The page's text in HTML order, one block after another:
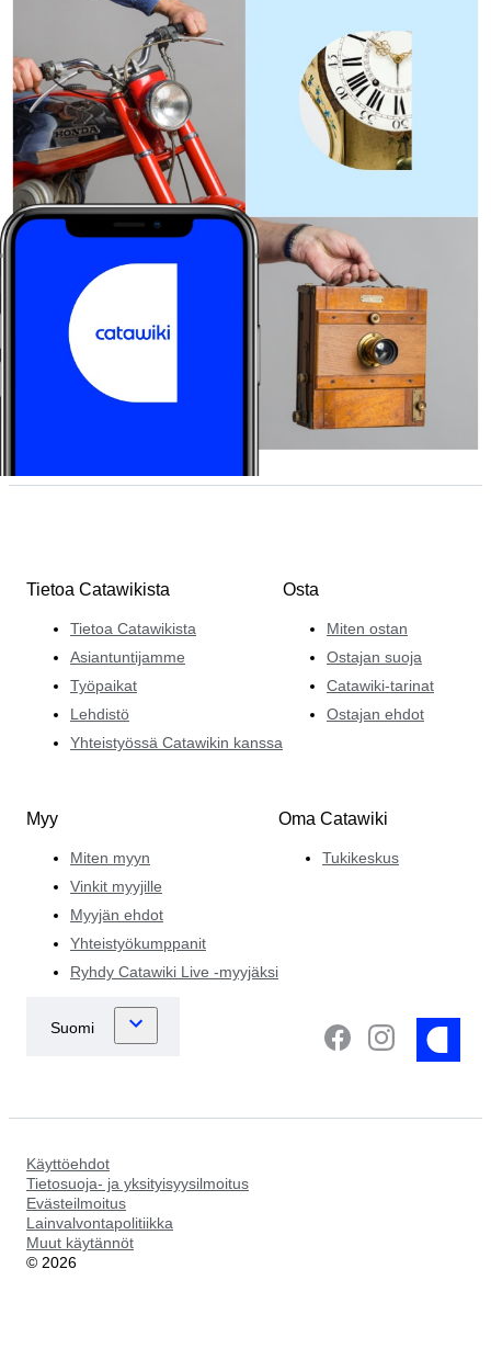
Tietoa Catawikista
Tietoa Catawikista
Asiantuntijamme
Työpaikat
Lehdistö
Yhteistyössä Catawikin kanssa
Osta
Miten ostan
Ostajan suoja
Catawiki-tarinat
Ostajan ehdot
Myy
Miten myyn
Vinkit myyjille
Myyjän ehdot
Yhteistyökumppanit
Ryhdy Catawiki Live -myyjäksi
Oma Catawiki
Tukikeskus
Käyttöehdot
Tietosuoja- ja yksityisyysilmoitus
Evästeilmoitus
Lainvalvontapolitiikka
Muut käytännöt
© 2026